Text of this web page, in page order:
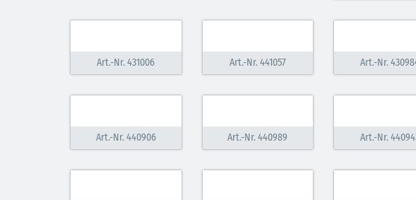
Art.-Nr. 431006 Art.-Nr. 441057 Art.-Nr.
Art.-Nr. 440906 Art.-Nr. 440989 Art.-Nr.